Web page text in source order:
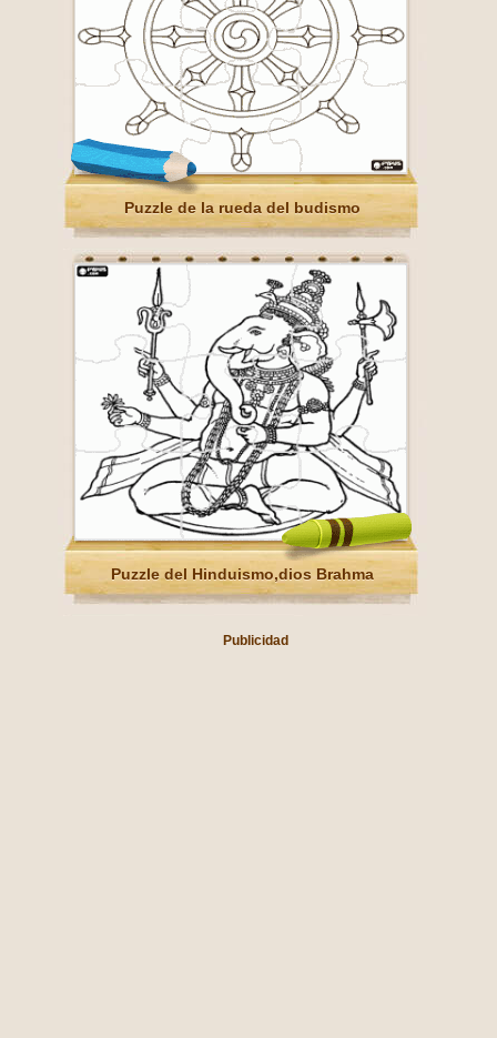
Puzzle de la rueda del budismo
Puzzle del Hinduismo,dios Brahma
Publicidad